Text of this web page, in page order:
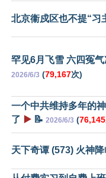
北京衞戍区也不提“习
罕见6月飞雪 六四冤
2026/6/3 (79,167次)
一个中共维持多年的
了 ▶️ 📝 2026/6/3 (76,145
天下奇谭 (573) 火神